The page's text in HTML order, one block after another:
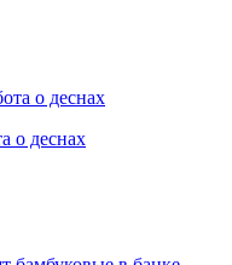
о деснах